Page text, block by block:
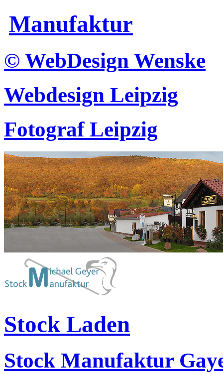
Manufaktur
© WebDesign Wenske
Webdesign Leipzig
Fotograf Leipzig
Stock Laden
Stock Manufaktur